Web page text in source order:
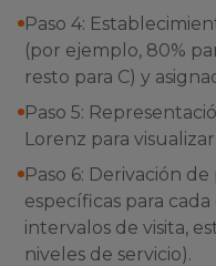
Paso 4:
(por ejemplo, 80%
resto para C) y
Paso 5:
Lorenz para
Paso 6: Derivación
específicas para
intervalos de visita,
niveles de servicio).